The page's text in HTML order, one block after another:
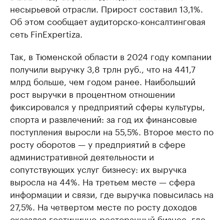
несырьевой отрасли. Прирост составил 13,1%.
Об этом сообщает аудиторско-консалтинговая
сеть FinExpertiza.
Так, в Тюменской области в 2024 году компании
получили выручку 3,8 трлн руб., что на 441,7
млрд больше, чем годом ранее. Наибольший
рост выручки в процентном отношении
фиксировался у предприятий сферы культуры,
спорта и развлечений: за год их финансовые
поступления выросли на 55,5%. Второе место по
росту оборотов — у предприятий в сфере
административной деятельности и
сопутствующих услуг бизнесу: их выручка
выросла на 44%. На третьем месте — сфера
информации и связи, где выручка повысилась на
27,5%. На четвертом месте по росту доходов